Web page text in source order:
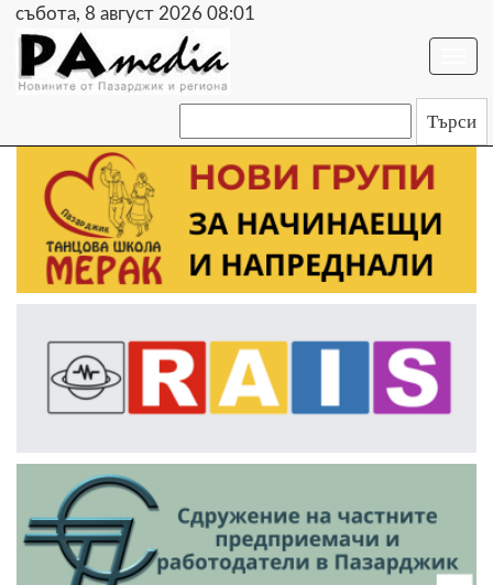
събота, 8 август 2026 08:01